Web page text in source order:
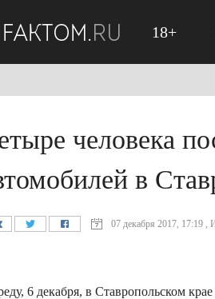
18+
человека
в
07 декабря 2017, 17:19 ,
6 декабря, в Ставропольском